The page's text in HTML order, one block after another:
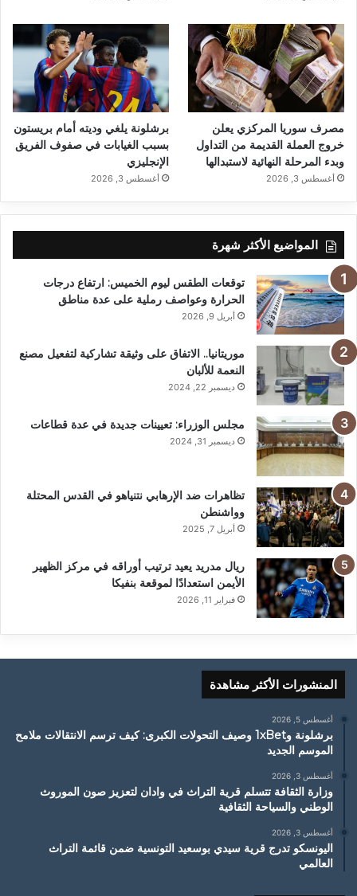
مصرف سوريا المركزي يعلن
خروج العملة القديمة من التداول
وبدء المرحلة النهائية لاستبدالها
أغسطس 3, 2026
برشلونة يلغي وديته أمام بريستون
بسبب الغيابات في صفوف الفريق
الإنجليزي
أغسطس 3, 2026
المواضيع الأكثر شهرة
توقعات الطقس ليوم الخميس: ارتفاع درجات
الحرارة وعواصف رملية على عدة مناطق
أبريل 9, 2026
موريتانيا.. الاتفاق على وثيقة تشاركية لتفعيل مصنع
النعمة للألبان
ديسمبر 22, 2024
مجلس الوزراء: تعيينات جديدة في عدة قطاعات
ديسمبر 31, 2024
تظاهرات ضد الإرهابي نتنياهو في القدس المحتلة
وواشنطن
أبريل 7, 2025
ريال مدريد يعيد ترتيب أوراقه في مركز الظهير
الأيمن استعدادًا لموقعة بنفيكا
فبراير 11, 2026
المنشورات الأكثر مشاهدة
أغسطس 5, 2026
برشلونة و1xBet وصيف التحولات الكبرى: كيف ترسم الانتقالات ملامح
الموسم الجديد
أغسطس 3, 2026
وزارة الثقافة تتسلم قرية التراث في وادان لتعزيز صون الموروث
الوطني والسياحة الثقافية
أغسطس 3, 2026
اليونسكو تدرج قرية سيدي بوسعيد التونسية ضمن قائمة التراث
العالمي